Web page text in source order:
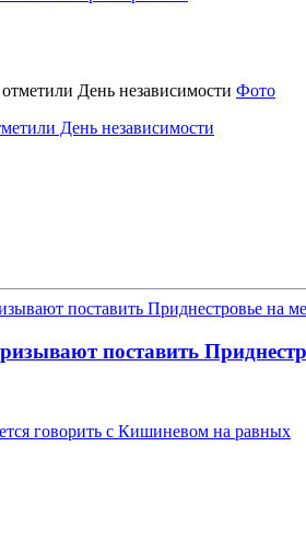
Фото
День независимости
поставить
говорить с Кишиневом на равных